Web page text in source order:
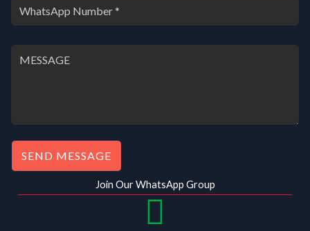
SEND MESSAGE
Join Our WhatsApp Group